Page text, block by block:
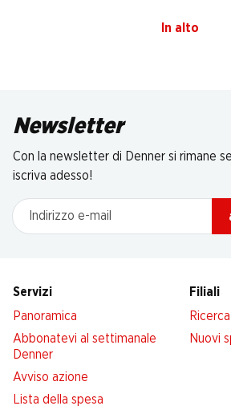
In alto
Newsletter
Con la newsletter di Denner si rimane
iscriva adesso!
Indirizzo e-mail
Servizi
Panoramica
Abbonatevi al settimanale
Denner
Avviso azione
Lista della spesa
Filiali
Nuovi